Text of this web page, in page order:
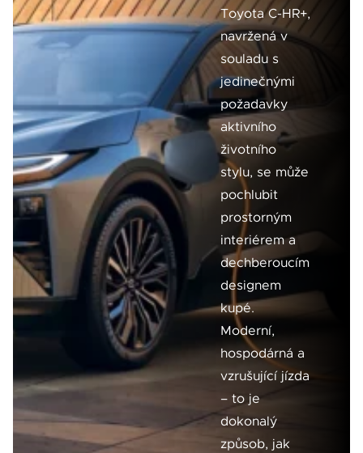
Toyota C-HR+,
navržená v
souladu s
jedinečnými
požadavky
aktivního
životního
stylu, se může
pochlubit
prostorným
interiérem a
dechberoucím
designem
kupé.
Moderní,
hospodárná a
vzrušující jízda
– to je
dokonalý
způsob, jak